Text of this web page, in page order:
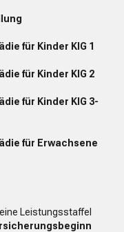
für Kinder KIG 1
für Kinder KIG 2
für Kinder KIG 3-
für Erwachsene
Leistungsstaffel